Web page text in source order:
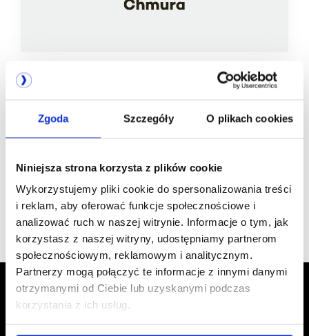
Zgoda Szczegóły O plikach cookies
Niniejsza strona korzysta z plików cookie
Wykorzystujemy pliki cookie do spersonalizowania treści
i reklam, aby oferować funkcje społecznościowe i
analizować ruch w naszej witrynie. Informacje o tym, jak
korzystasz z naszej witryny, udostępniamy partnerom
społecznościowym, reklamowym i analitycznym.
Partnerzy mogą połączyć te informacje z innymi danymi
otrzymanymi od Ciebie lub uzyskanymi podczas
korzystania z ich usług.
Jesteśmy